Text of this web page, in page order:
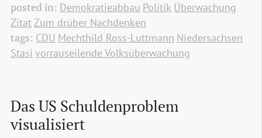
posted in: Demokratieabbau Politik Überwachung
ZitatZum drüber Nachdenken
tags: CDU Mechthild Ross-Luttmann Niedersachsen
Stasi vorrauseilende Volksüberwachung
Das US Schuldenproblem
visualisiert